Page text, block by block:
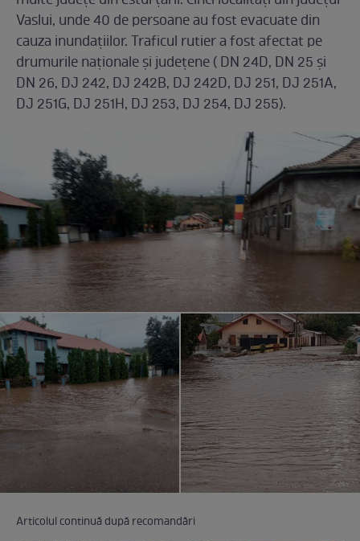
Vaslui, unde 40 de persoane au fost evacuate din
cauza inundațiilor. Traficul rutier a fost afectat pe
drumurile naționale și județene ( DN 24D, DN 25 şi
DN 26, DJ 242, DJ 242B, DJ 242D, DJ 251, DJ 251A,
DJ 251G, DJ 251H, DJ 253, DJ 254, DJ 255).
Articolul continuă după recomandări